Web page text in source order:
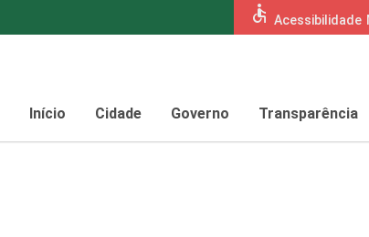
accessible Acessibilidade
Início Cidade Governo Transparência